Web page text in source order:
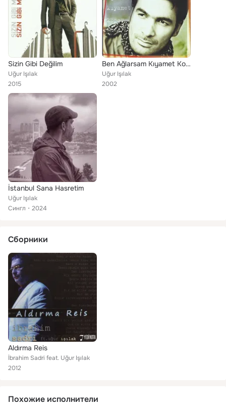
Sizin Gibi Değilim
Uğur Işılak
2015
Ben Ağlarsam Kıyamet Kopar
Uğur Işılak
2002
İstanbul Sana Hasretim
Uğur Işılak
Сингл
2024
Сборники
Aldırma Reis
İbrahim Sadri feat. Uğur Işılak
2012
Похожие исполнители